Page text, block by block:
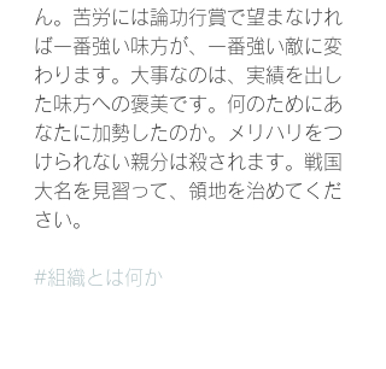
ん。苦労には論功行賞で望まなけれ
ば一番強い味方が、一番強い敵に変
わります。大事なのは、実績を出し
た味方への褒美です。何のためにあ
なたに加勢したのか。メリハリをつ
けられない親分は殺されます。戦国
大名を見習って、領地を治めてくだ
さい。
#組織とは何か